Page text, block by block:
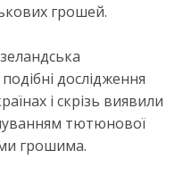
грошей.
дослідження
і скрізь виявили
тютюнової
грошима.